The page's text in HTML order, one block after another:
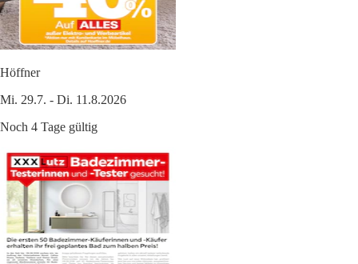
Höffner
Mi. 29.7. - Di. 11.8.2026
Noch 4 Tage gültig